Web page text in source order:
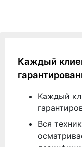
Каждый
Каждый
Вся